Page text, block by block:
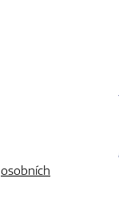
osobních